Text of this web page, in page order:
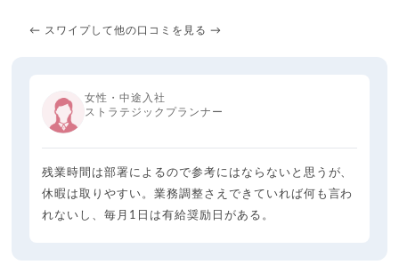
← スワイプして他の口コミを見る →
女性・中途入社
ストラテジックプランナー
残業時間は部署によるので参考にはならないと思うが、
休暇は取りやすい。業務調整さえできていれば何も言わ
れないし、毎月1日は有給奨励日がある。